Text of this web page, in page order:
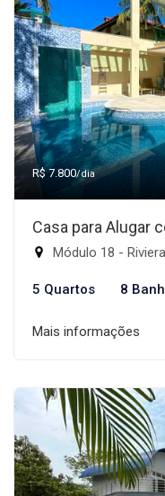
R$ 7.800/dia
Casa para Alugar
Módulo 18 -
5 Quartos 8
Mais informações